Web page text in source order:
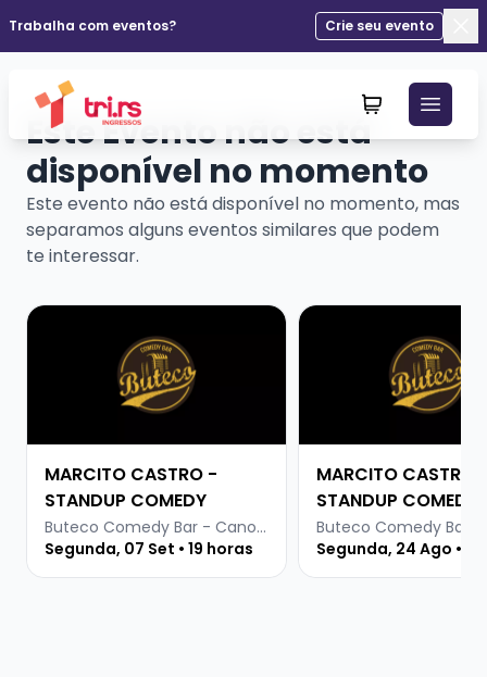
Trabalha com eventos?
Crie seu evento
Este Evento não está
disponível no momento
Este evento não está disponível no momento, mas
separamos alguns eventos similares que podem
te interessar.
Veja mais sobre MARCITO CASTRO - STANDUP
MARCITO CASTRO -
STANDUP COMEDY
Buteco Comedy Bar - Canoas
Segunda, 07 Set • 19 horas
Veja mais sobre
MARCITO CASTRO
STANDUP COMEDY
Segunda, 24 Ago •